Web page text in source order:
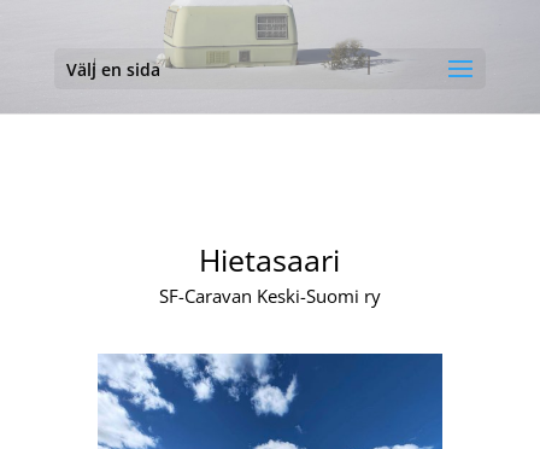
Välj en sida
Hietasaari
SF-Caravan Keski-Suomi ry